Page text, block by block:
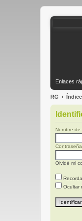
Enlaces
RG
Nombre de
Olvidé mi
Ocultar